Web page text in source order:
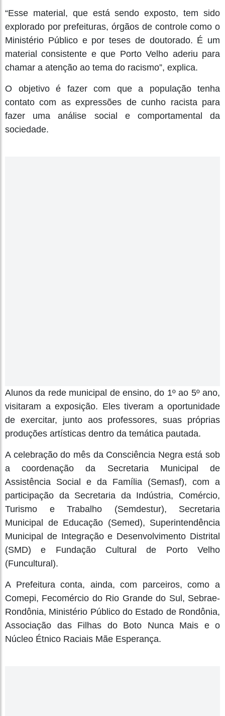
“Esse material, que está sendo exposto, tem sido
explorado por prefeituras, órgãos de controle como o
Ministério Público e por teses de doutorado. É um
material consistente e que Porto Velho aderiu para
chamar a atenção ao tema do racismo”, explica.
O objetivo é fazer com que a população tenha
contato com as expressões de cunho racista para
fazer uma análise social e comportamental da
sociedade.
Alunos da rede municipal de ensino, do 1º ao 5º ano,
visitaram a exposição. Eles tiveram a oportunidade
de exercitar, junto aos professores, suas próprias
produções artísticas dentro da temática pautada.
A celebração do mês da Consciência Negra está sob
a coordenação da Secretaria Municipal de
Assistência Social e da Família (Semasf), com a
participação da Secretaria da Indústria, Comércio,
Turismo e Trabalho (Semdestur), Secretaria
Municipal de Educação (Semed), Superintendência
Municipal de Integração e Desenvolvimento Distrital
(SMD) e Fundação Cultural de Porto Velho
(Funcultural).
A Prefeitura conta, ainda, com parceiros, como a
Comepi, Fecomércio do Rio Grande do Sul, Sebrae-
Rondônia, Ministério Público do Estado de Rondônia,
Associação das Filhas do Boto Nunca Mais e o
Núcleo Étnico Raciais Mãe Esperança.